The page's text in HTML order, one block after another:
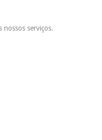
nossos serviços.